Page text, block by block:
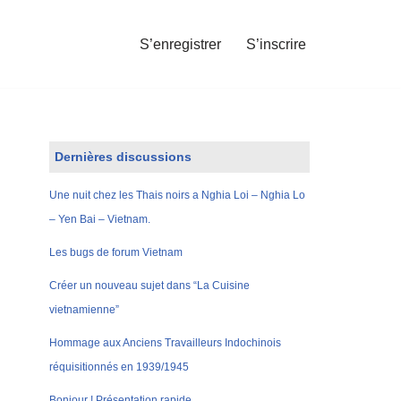
S’enregistrer S’inscrire
Dernières discussions
Une nuit chez les Thais noirs a Nghia Loi – Nghia Lo
– Yen Bai – Vietnam.
Les bugs de forum Vietnam
Créer un nouveau sujet dans “La Cuisine
vietnamienne”
Hommage aux Anciens Travailleurs Indochinois
réquisitionnés en 1939/1945